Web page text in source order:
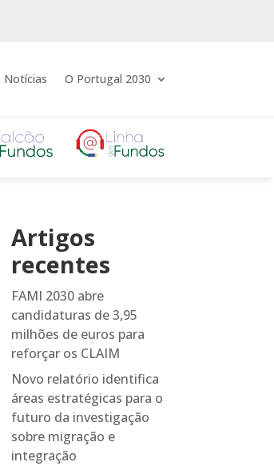
Notícias O Portugal 2030
Artigos
recentes
FAMI 2030 abre
candidaturas de 3,95
milhões de euros para
reforçar os CLAIM
Novo relatório identifica
áreas estratégicas para o
futuro da investigação
sobre migração e
integração